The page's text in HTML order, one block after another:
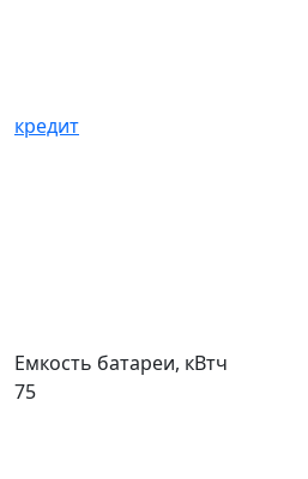
кредит
Емкость батареи, кВтч
75